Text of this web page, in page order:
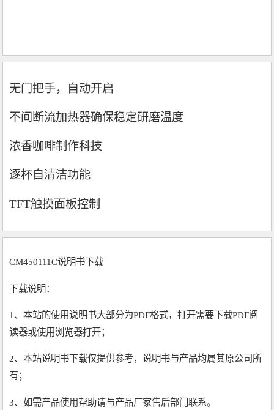
无门把手，自动开启
不间断流加热器确保稳定研磨温度
浓香咖啡制作科技
逐杯自清洁功能
TFT触摸面板控制
CM450111C说明书下载
下载说明：
1、本站的使用说明书大部分为PDF格式，打开需要下载PDF阅
读器或使用浏览器打开；
2、本站说明书下载仅提供参考，说明书与产品均属其原公司所
有；
3、如需产品使用帮助请与产品厂家售后部门联系。